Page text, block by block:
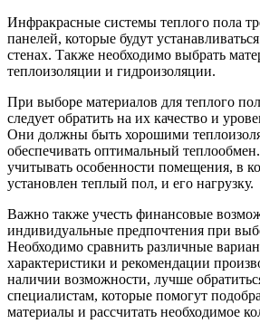
Инфракрасные системы теплого пола
панелей, которые будут
стенах. Также необходимо выбрать
теплоизоляции и гидроизоляции.
При выборе материалов для теплого
следует обратить на их качество и
Они должны быть хорошими
обеспечивать оптимальный
учитывать особенности помещения, в
установлен теплый пол, и его нагрузку.
Важно также учесть финансовые
индивидуальные предпочтения при
Необходимо сравнить различные
характеристики и рекомендации
наличии возможности, лучше
специалистам, которые помогут
материалы и рассчитать необходимое